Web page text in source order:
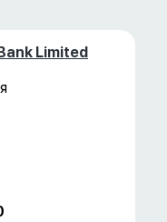
Limited